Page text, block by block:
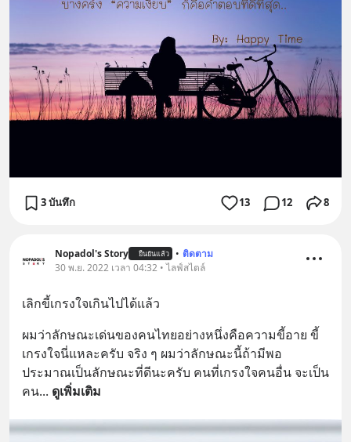
3 บันทึก 13 12 8
Nopadol's Story ยืนยันแล้ว • ติดตาม
30 พ.ย. 2022 เวลา 04:32 • ไลฟ์สไตล์
เลิกขี้เกรงใจเกินไปได้แล้ว
ผมว่าลักษณะเด่นของคนไทยอย่างหนึ่งคือความขี้อาย ขี้
เกรงใจนี่แหละครับ จริง ๆ ผมว่าลักษณะนี้ถ้ามีพอ
ประมาณเป็นลักษณะที่ดีนะครับ คนที่เกรงใจคนอื่น จะเป็น
คน... ดูเพิ่มเติม